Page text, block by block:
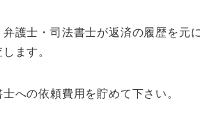
護士・司法書士が返済の履歴を元
ます。
への依頼費用を貯めて下さい。